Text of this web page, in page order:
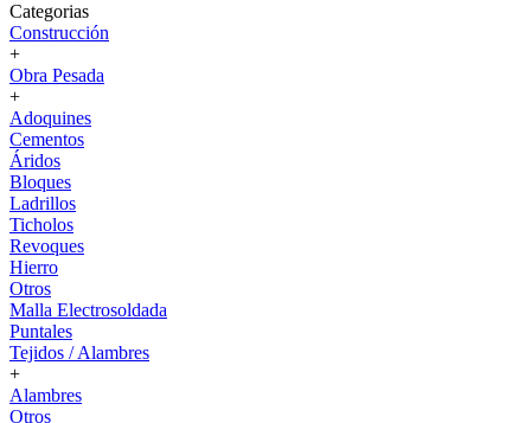
Categorias
Construcción
+
Obra Pesada
+
Adoquines
Cementos
Áridos
Bloques
Ladrillos
Ticholos
Revoques
Hierro
Otros
Malla Electrosoldada
Puntales
Tejidos / Alambres
+
Alambres
Otros